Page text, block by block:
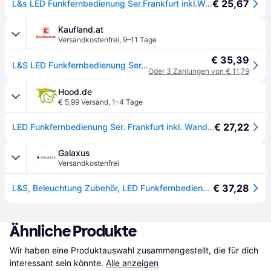
L&s LED Funkfernbedienung Ser.Frankfurt inkl.Wandhalterung 1-Kanal weiß 2000374€ 25,67
Kaufland.at
Versandkostenfrei, 9–11 Tage
L&S LED Funkfernbedienung Ser.Frankfurt inkl.Wandhalterung 1-Kanal weiß - 2000374 € 35,39
Oder 3 Zahlungen von € 11,79
Hood.de
€ 5,99 Versand, 1–4 Tage
LED Funkfernbedienung Ser. Frankfurt inkl. Wandhalterung 1-Kanal weiß L&S€ 27,22
Galaxus
Versandkostenfrei
L&S, Beleuchtung Zubehör, LED Funkfernbedienung Serie Frankfurt € 37,28
Ähnliche Produkte
Wir haben eine Produktauswahl zusammengestellt, die für dich
interessant sein könnte. Alle anzeigen